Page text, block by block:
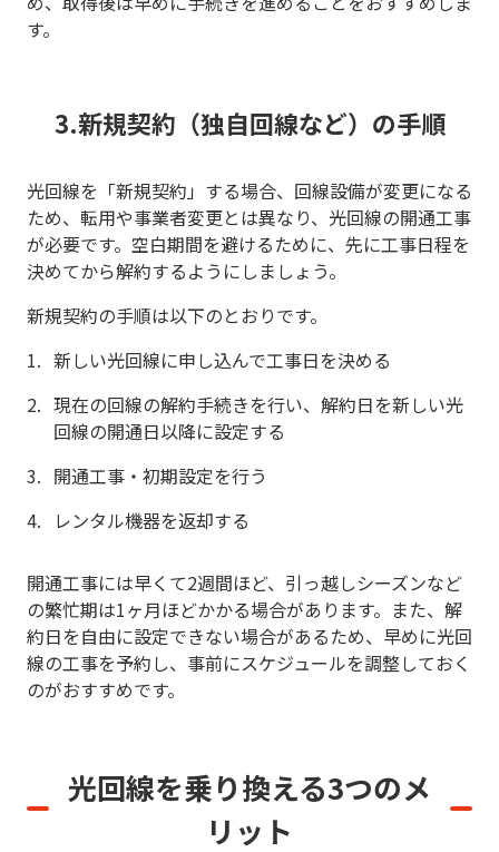
す。
3.新規契約（独自回線など）の手順
光回線を「新規契約」する場合、回線設備が変更になる
ため、転用や事業者変更とは異なり、光回線の開通工事
が必要です。空白期間を避けるために、先に工事日程を
決めてから解約するようにしましょう。
新規契約の手順は以下のとおりです。
新しい光回線に申し込んで工事日を決める
現在の回線の解約手続きを行い、解約日を新しい光
回線の開通日以降に設定する
開通工事・初期設定を行う
レンタル機器を返却する
開通工事には早くて2週間ほど、引っ越しシーズンなど
の繁忙期は1ヶ月ほどかかる場合があります。また、解
約日を自由に設定できない場合があるため、早めに光回
線の工事を予約し、事前にスケジュールを調整しておく
のがおすすめです。
光回線を乗り換える3つのメ
リット